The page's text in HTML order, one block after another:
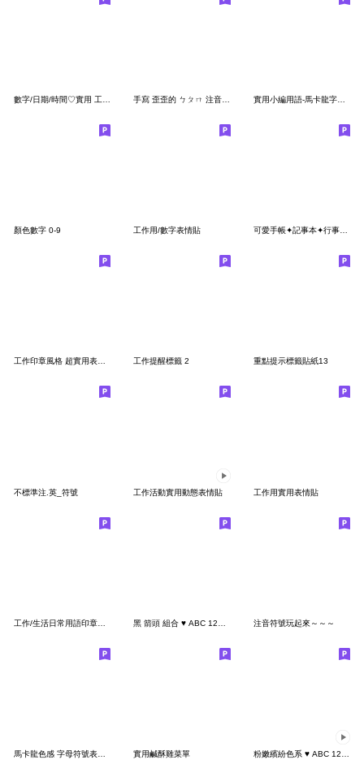
實用小編用語-馬卡龍字母數字
顏色數字 0-9 工作用/數字表情貼 可愛手帳✦記事本✦行事曆標籤貼紙
工作提醒標籤 2 重點提示標籤貼紙13
不標準注.英_符號 工作活動實用動態表情貼 工作用實用表情貼
注音符號玩起來～～～
實用鹹酥雞菜單